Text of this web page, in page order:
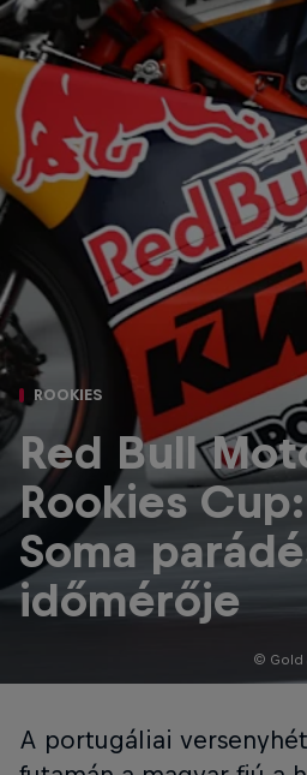
© Gold
ROOKIES
Red Bull
Rookies
Soma
időmérője
A portugáliai